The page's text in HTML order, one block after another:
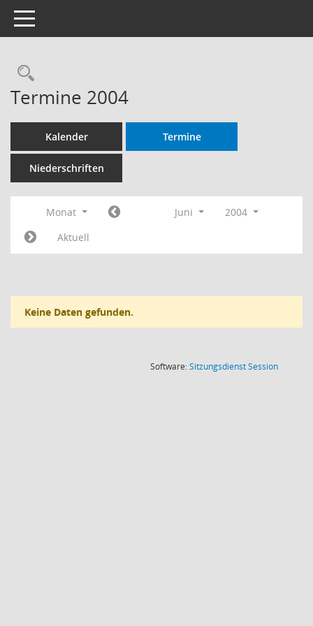
Toggle navigation
Rechercheauswahl
Termine 2004
Kalender Termine
Niederschriften
Monat Juni
2004
Aktuell
Keine Daten gefunden.
Software:SitzungsdienstSession(Wird in